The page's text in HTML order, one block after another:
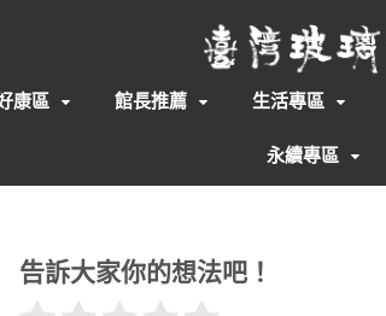
康區 館長推薦 生活專區
永續專區
告訴大家你的想法吧！